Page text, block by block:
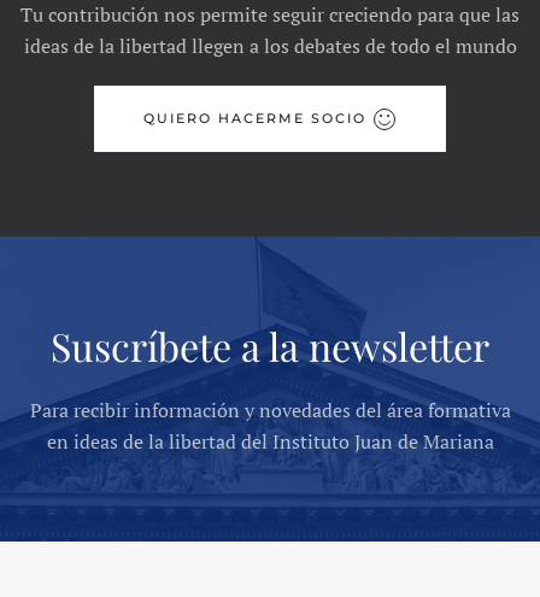
Tu contribución nos permite seguir creciendo para que las
ideas de la libertad llegen a los debates de todo el mundo
QUIERO HACERME SOCIO
Suscríbete a la newsletter
Para recibir información y novedades del área formativa
en ideas de la libertad del Instituto Juan de Mariana